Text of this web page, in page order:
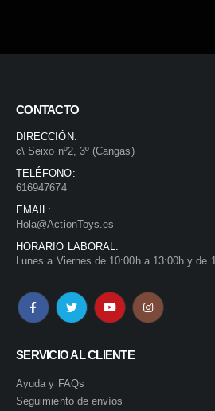
CONTACTO
DIRECCIÓN:
c\ Seixo nº2, 3º (Cangas)
TELÉFONO:
616947674
EMAIL:
Hola@ActionToys.es
HORARIO LABORAL:
Lunes a Viernes de 10:00h a 13:00h y de
SERVICIO AL CLIENTE
Ayuda y FAQs
Seguimiento de envíos